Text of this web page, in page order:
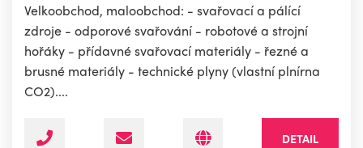
Velkoobchod, maloobchod: - svařovací a pálící
zdroje - odporové svařování - robotové a strojní
hořáky - přídavné svařovací materiály - řezné a
brusné materiály - technické plyny (vlastní plnírna
CO2)....
DETAIL